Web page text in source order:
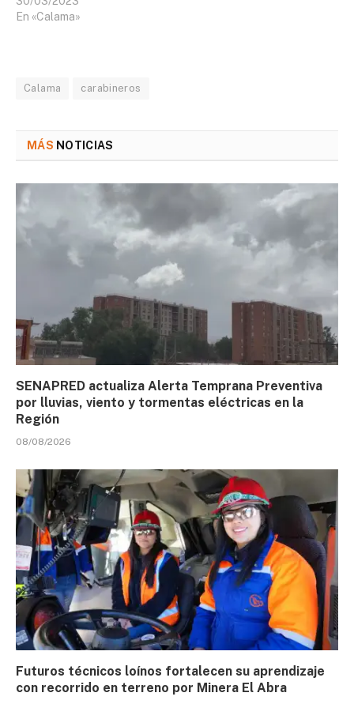
En «Calama»
Calama carabineros
MÁS NOTICIAS
SENAPRED actualiza Alerta Temprana Preventiva
por lluvias, viento y tormentas eléctricas en la
Región
08/08/2026
Futuros técnicos loínos fortalecen su aprendizaje
con recorrido en terreno por Minera El Abra